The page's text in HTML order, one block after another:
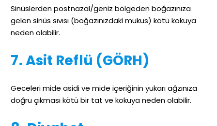
Sinüslerden postnazal/geniz bölgeden boğazınıza
gelen sinüs sıvısı (boğazınızdaki mukus) kötü kokuya
neden olabilir.
7. Asit Reflü (GÖRH)
Geceleri mide asidi ve mide içeriğinin yukarı ağzınıza
doğru çıkması kötü bir tat ve kokuya neden olabilir.